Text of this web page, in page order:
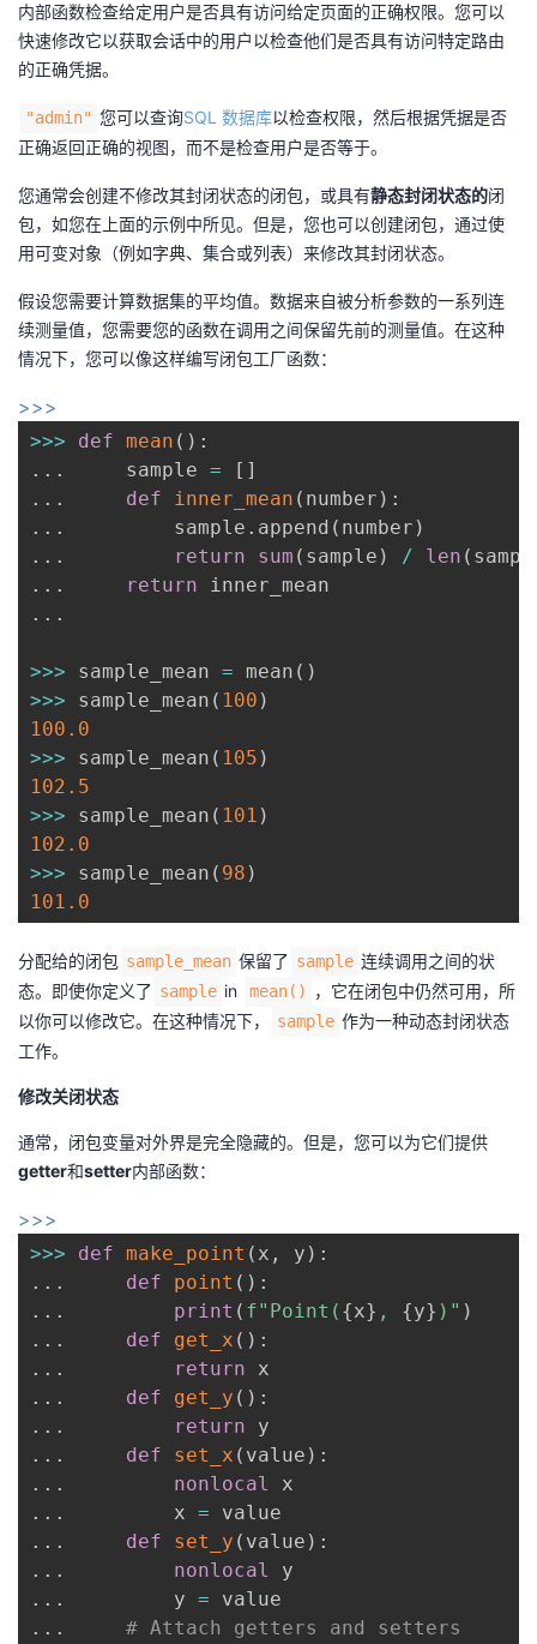
内部函数检查给定用户是否具有访问给定页面的正确权限。您可以
快速修改它以获取会话中的用户以检查他们是否具有访问特定路由
的正确凭据。
"admin" 您可以查询SQL 数据库以检查权限，然后根据凭据是否
正确返回正确的视图，而不是检查用户是否等于。
您通常会创建不修改其封闭状态的闭包，或具有静态封闭状态的闭
包，如您在上面的示例中所见。但是，您也可以创建闭包，通过使
用可变对象（例如字典、集合或列表）来修改其封闭状态。
假设您需要计算数据集的平均值。数据来自被分析参数的一系列连
续测量值，您需要您的函数在调用之间保留先前的测量值。在这种
情况下，您可以像这样编写闭包工厂函数：
>>>
>>> def mean ( ) :
. . .
     sample
= [ ]
. . . def inner_mean ( number ) :
. . .
         sample
. append ( number )
. . . return sum ( sample ) / len (
. . . return
. . .
>>> sample_mean = mean ( )
>>> sample_mean ( 100 )
100.0
>>> sample_mean ( 105 )
102.5
>>> sample_mean ( 101 )
102.0
>>> sample_mean ( 98 )
101.0
分配给的闭包 sample_mean 保留了 sample 连续调用之间的状
态。即使你定义了 sample in mean()
，它在闭包中仍然可用，所
以你可以修改它。在这种情况下，
sample 作为一种动态封闭状态
工作。
修改关闭状态
通常，闭包变量对外界是完全隐藏的。但是，您可以为它们提供
getter和setter内部函数：
>>>
>>> def make_point ( x , y ) :
. . . def point ( ) :
. . . print ( f"Point( {x} , {y} )" )
. . . def get_x ( ) :
. . . return
. . . def get_y ( ) :
. . . return
. . . def set_x ( value ) :
. . . nonlocal
. . .
         x
=
. . . def set_y ( value ) :
. . . nonlocal
. . .
         y
=
. . .
# Attach getters and setters